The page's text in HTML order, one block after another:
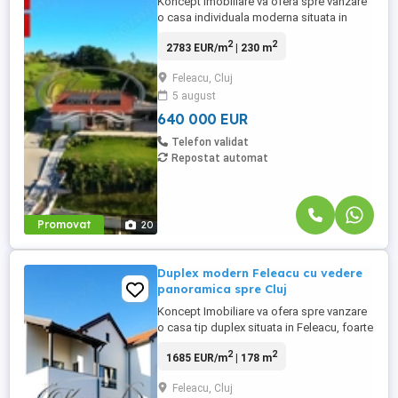
Promovat 20
o casa individuala moderna situata in
rezidentiala linistita, retrasa de la drumul
aliniamentului celorlalte proprietati.
Amplasamentul ofera intimitate totala,
fara vecini directi, ...
2783 EUR/m2| 230 m2
Feleacu, Cluj
5 august
640 000 EUR
Telefon validat
Repostat automat
Duplex modern Feleacu cu vedere
panoramica spre Cluj
Koncept Imobiliare va ofera spre vanzare
o casa tip duplex situata in Feleacu, foarte
parcela dintr-o zona de case noi premium.
sud vest, astfel incat livingul si terasa se
1685 EUR/m2| 178 m2
Feleacu, Cluj